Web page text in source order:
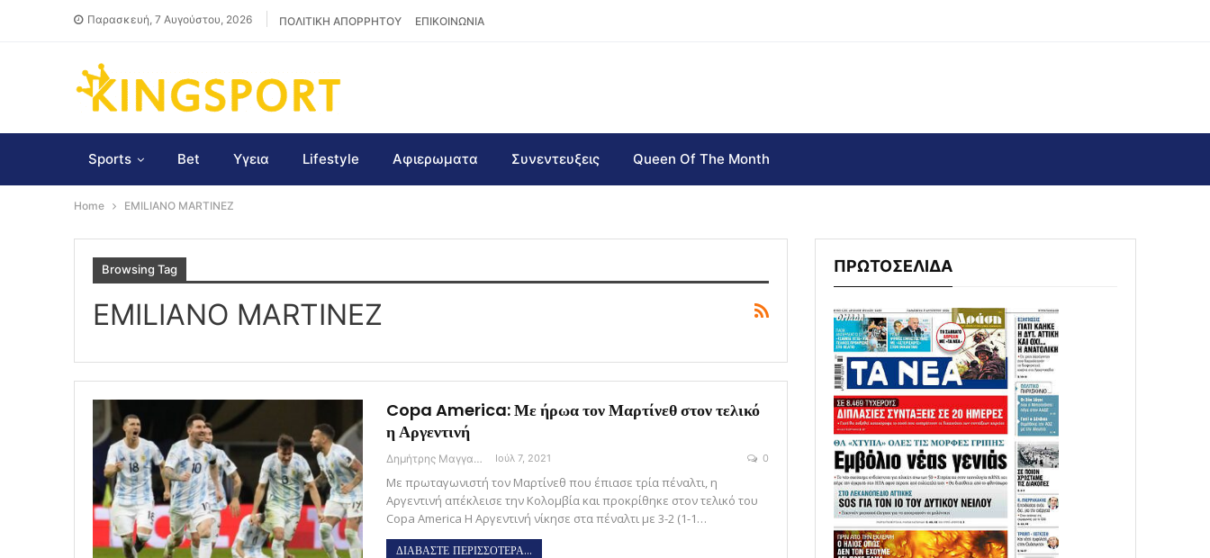
Παρασκευή, 7 Αυγούστου, 2026 ΠΟΛΙΤΙΚΗ ΑΠΟΡΡΗΤΟΥ ΕΠΙΚΟΙΝΩΝΙΑ
Sports Bet Υγεια Lifestyle Αφιερωματα Συνεντευξεις Queen Of The Month
Home EMILIANO MARTINEZ
Browsing Tag
EMILIANO MARTINEZ
Copa America: Με ήρωα τον Μαρτίνεθ στον τελικό
η Αργεντινή
Δημήτρης Μαγγανάρης Ιούλ 7, 2021 0
Με πρωταγωνιστή τον Μαρτίνεθ που έπιασε τρία πέναλτι, η
Αργεντινή απέκλεισε την Κολομβία και προκρίθηκε στον τελικό του
Copa America Η Αργεντινή νίκησε στα πέναλτι με 3-2 (1-1…
ΔΙΑΒΑΣΤΕ ΠΕΡΙΣΣΟΤΕΡΑ...
ΠΡΩΤΟΣΕΛΙΔΑ